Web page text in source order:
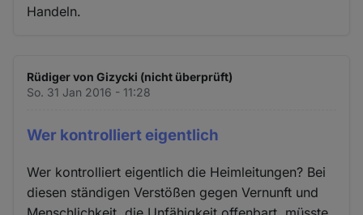
Handeln.
Rüdiger von Gizycki (nicht überprüft)
So. 31 Jan 2016 - 11:28
Wer kontrolliert eigentlich
Wer kontrolliert eigentlich die Heimleitungen? Bei
diesen ständigen Verstößen gegen Vernunft und